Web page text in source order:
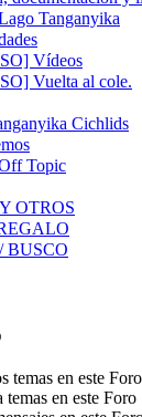
Tanganyika
Vídeos
Vuelta al cole.
Cichlids
Topic
OTROS
temas en este Foro
temas en este Foro